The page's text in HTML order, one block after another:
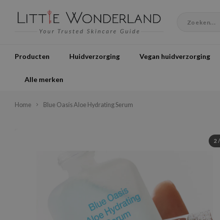
Producten Huidverzorging Vegan huidverzorging
Alle merken
Home Blue Oasis Aloe Hydrating Serum
2